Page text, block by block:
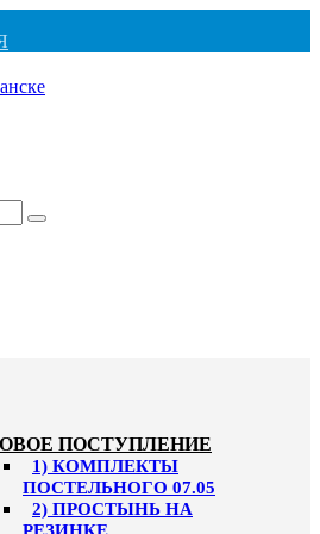
ПОСТУПЛЕНИЕ
1) КОМПЛЕКТЫ
ПОСТЕЛЬНОГО 07.05
2) ПРОСТЫНЬ НА